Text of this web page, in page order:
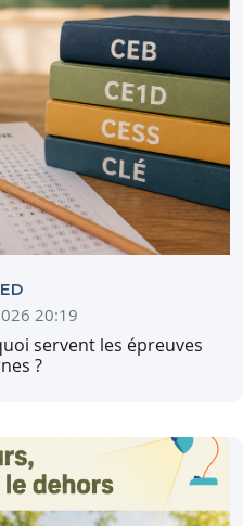
20:19
quoi servent les épreuves
?